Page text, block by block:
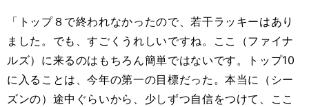
「トップ８で終われなかったので、若干ラッキーはあり
ました。でも、すごくうれしいですね。ここ（ファイナ
ルズ）に来るのはもちろん簡単ではないです。トップ10
に入ることは、今年の第一の目標だった。本当に（シー
ズンの）途中ぐらいから、少しずつ自信をつけて、ここ